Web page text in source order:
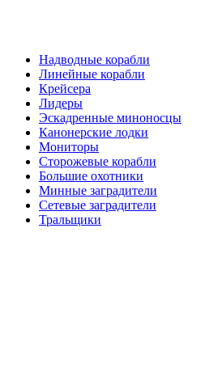
Надводные корабли
Линейные корабли
Крейсера
Лидеры
Эскадренные миноносцы
Канонерские лодки
Мониторы
Сторожевые корабли
Большие охотники
Минные заградители
Сетевые заградители
Тральщики